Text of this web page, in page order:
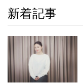
新着記事